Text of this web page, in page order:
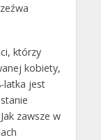
którzy
kobiety,
latka jest
zawsze w